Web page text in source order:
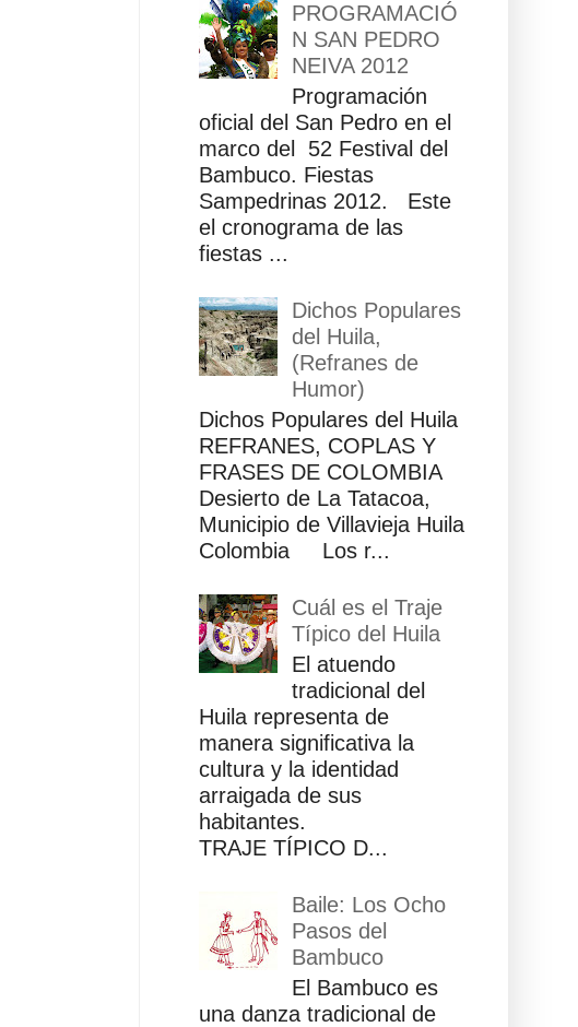
PROGRAMACIÓ
N SAN PEDRO
NEIVA 2012
Programación
oficial del San Pedro en el
marco del 52 Festival del
Bambuco. Fiestas
Sampedrinas 2012. Este
el cronograma de las
fiestas ...
Dichos Populares
del Huila,
(Refranes de
Humor)
Dichos Populares del Huila
REFRANES, COPLAS Y
FRASES DE COLOMBIA
Desierto de La Tatacoa,
Municipio de Villavieja Huila
Colombia Los r...
Cuál es el Traje
Típico del Huila
El atuendo
tradicional del
Huila representa de
manera significativa la
cultura y la identidad
arraigada de sus
habitantes.
TRAJE TÍPICO D...
Baile: Los Ocho
Pasos del
Bambuco
El Bambuco es
una danza tradicional de